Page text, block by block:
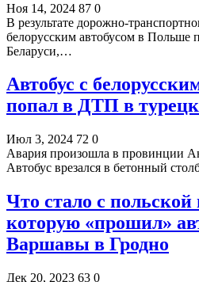
Ноя 14, 2024 87 0
В результате дорожно-
белорусским автобусом в Польше
Беларуси,…
Автобус с
попал в ДТП в
Июл 3, 2024 72 0
Авария произошла в провинции
Автобус врезался в бетонный
Что стало с
которую «прошил»
Варшавы в Гродно
Дек 20, 2023 63 0